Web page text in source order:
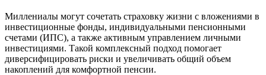
Миллениалы могут сочетать страховку жизни с вложениями в
инвестиционные фонды, индивидуальными пенсионными
счетами (ИПС), а также активным управлением личными
инвестициями. Такой комплексный подход помогает
диверсифицировать риски и увеличивать общий объем
накоплений для комфортной пенсии.